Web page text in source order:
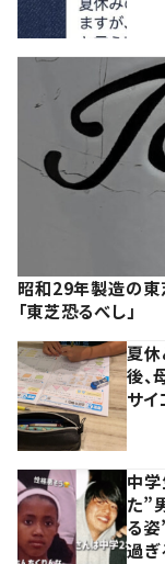
昭和29年製造の東
「東芝恐るべし」
夏
後、
サイ
中
た”
る姿
過ぎ